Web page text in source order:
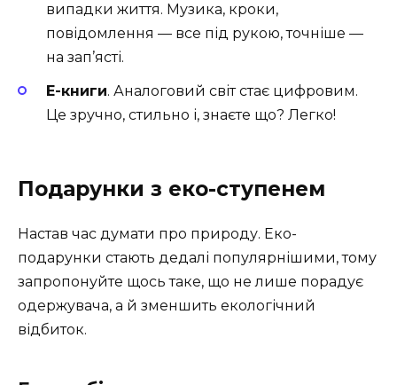
випадки життя. Музика, кроки,
повідомлення — все під рукою, точніше —
на зап’ясті.
Е-книги. Аналоговий світ стає цифровим.
Це зручно, стильно і, знаєте що? Легко!
Подарунки з еко-ступенем
Настав час думати про природу. Еко-
подарунки стають дедалі популярнішими, тому
запропонуйте щось таке, що не лише порадує
одержувача, а й зменшить екологічний
відбиток.